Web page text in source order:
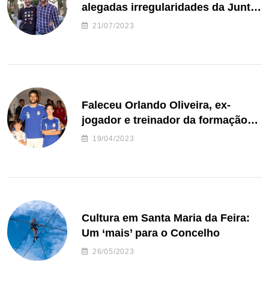
alegadas irregularidades da Junta
de Freguesia S. João de Ver
21/07/2023
Faleceu Orlando Oliveira, ex-
jogador e treinador da formação
de andebol do Feirense
19/04/2023
Cultura em Santa Maria da Feira:
Um ‘mais’ para o Concelho
26/05/2023